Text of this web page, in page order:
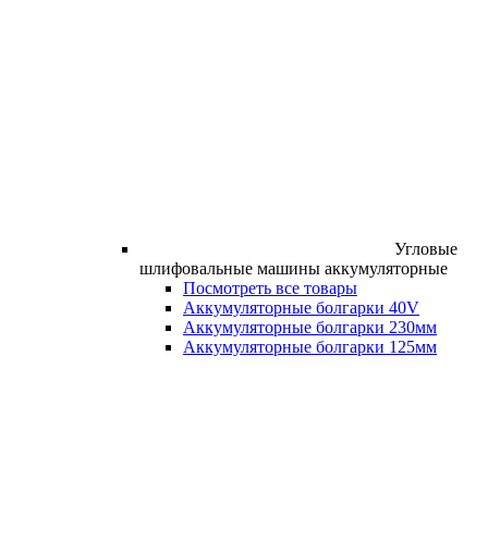
Угловые
шлифовальные машины аккумуляторные
Посмотреть все товары
Аккумуляторные болгарки 40V
Аккумуляторные болгарки 230мм
Аккумуляторные болгарки 125мм